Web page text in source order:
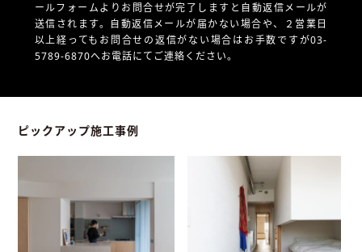
ールフォームよりお問合せが完了しますと自動返信メールが
送信されます。自動返信メールが届かない場合や、
２営業日
以上経ってもお問合せの返信がない場合はお手数ですが03-
5789-6870へお電話にてご連絡ください。
ピックアップ施工事例